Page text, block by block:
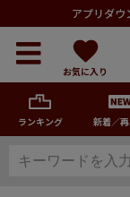
アプリダ
お気に入り
ランキング 新着／
メンズ